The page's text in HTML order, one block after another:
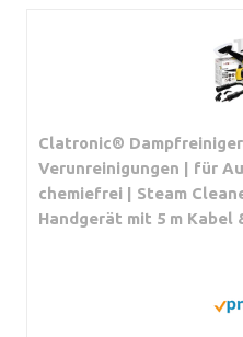
Clatronic®
Verunreinigungen | für
chemiefrei | Steam
Handgerät mit 5 m Kabel